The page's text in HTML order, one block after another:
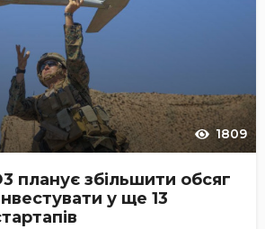
1809
планує збільшити обсяг
у ще 13